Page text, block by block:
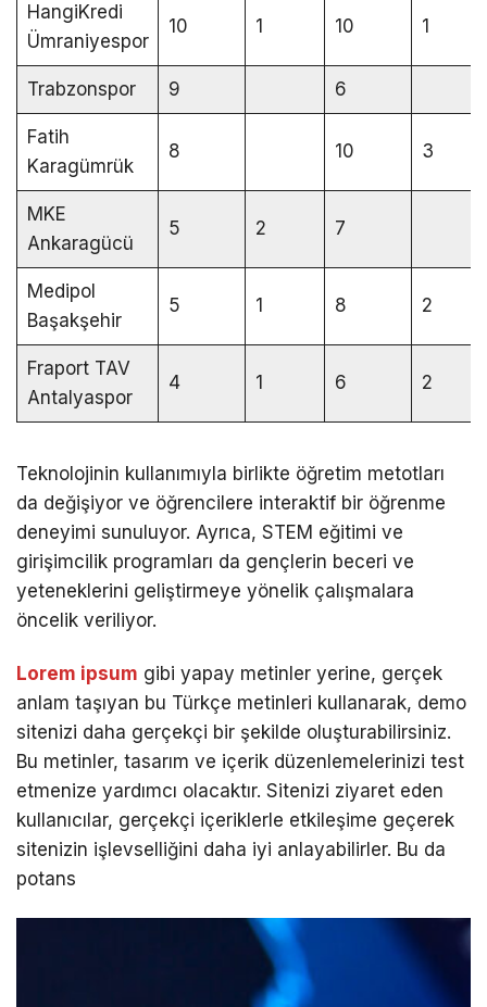
HangiKredi
Ümraniyespor
10 1 10 1
Trabzonspor 9 6
Fatih
Karagümrük
8 10 3
MKE
Ankaragücü
5 2 7
Medipol
Başakşehir
5 1 8 2
Fraport TAV
Antalyaspor
4 1 6 2
Teknolojinin kullanımıyla birlikte öğretim metotları
da değişiyor ve öğrencilere interaktif bir öğrenme
deneyimi sunuluyor. Ayrıca, STEM eğitimi ve
girişimcilik programları da gençlerin beceri ve
yeteneklerini geliştirmeye yönelik çalışmalara
öncelik veriliyor.
Lorem ipsum gibi yapay metinler yerine, gerçek
anlam taşıyan bu Türkçe metinleri kullanarak, demo
sitenizi daha gerçekçi bir şekilde oluşturabilirsiniz.
Bu metinler, tasarım ve içerik düzenlemelerinizi test
etmenize yardımcı olacaktır. Sitenizi ziyaret eden
kullanıcılar, gerçekçi içeriklerle etkileşime geçerek
sitenizin işlevselliğini daha iyi anlayabilirler. Bu da
potans